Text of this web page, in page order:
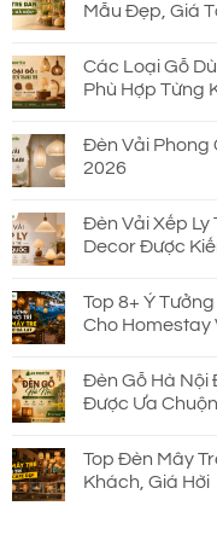
Mẫu Đẹp, Giá
Các Loại Gỗ
Phù Hợp Từng
Đèn Vải Phong
2026
Đèn Vải Xếp Ly
Decor Được
Top 8+ Ý
Cho Homestay
Đèn Gỗ Hà Nội
Được Ưa
Top Đèn Mây
Khách, Giá Hời